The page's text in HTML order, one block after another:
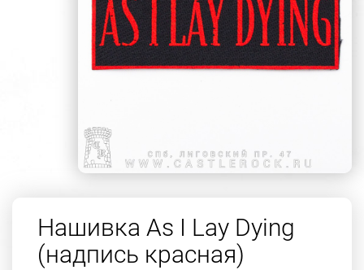
Нашивка As I Lay Dying
(надпись красная)